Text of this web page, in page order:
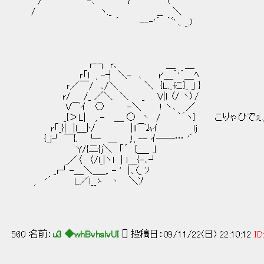
/ ヽ._ __ ＼
｀ --‐'´ ｀ﾞ' 、_.)
ｒ‐┐ r､ ＿ ＿
ｒ「l , -┤ ＼- ､ r'＿｀'´＿ﾍ
ｒ／￣/ ､/＼ ＼ {L._fこ}_ ｣ }
r/ /_ ／＼ ＼ _ V|l 〈/ ヽ〉/
V⌒ｲ ○ -＼ ! ヽ､ ／
_{＞L| , - ＿ ○ ヽ / ｀´ヽ} こりゃひでぇ、即
r「_}| |l＿ﾄ/ |ll⌒ﾑｲ lj
{_j┘ ￣{. └- ＿ ,!, -- ｲ――… '´
Y/{二{j＼ 「´ {＿_ ｣
_／〈 〈/l_|ヽl | l＿{-､┘
_ｒ┘-＿＼＿_,. - ' |､〈_ ｿ
, '´ L／l__ゝ 丶 ＼ｿ
560 名前： u3 ◆whBvhslvUI [] 投稿日：09/11/22(日) 22:10:12 ID: